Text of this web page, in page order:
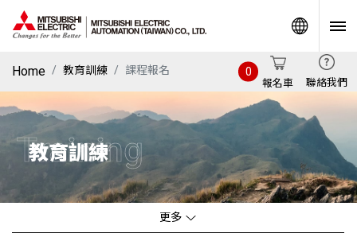
Home 教育訓練 課程報名
報名車
0
聯絡我們
教育訓練
Training
更多